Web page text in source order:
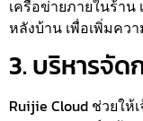
เครือข่ายภายในร้าน
หลังบ้าน เพื่อเพิ่มคว
3. บริหารจัด
Ruijie Cloud ช่วยใ